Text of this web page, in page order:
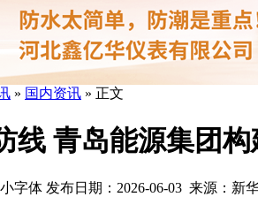
» 国内资讯 » 正文
线 青岛能源集团
发布日期：2026-06-03 来源：新